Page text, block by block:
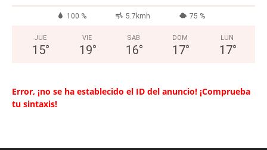
100 % 5.7kmh 75 %
JUE
15°
VIE
19°
SAB
16°
DOM
17°
LUN
17°
Error, ¡no se ha establecido el ID del anuncio! ¡Comprueba
tu sintaxis!